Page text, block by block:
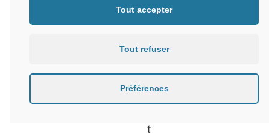
o
n
a
c
t
Tout accepter
Tout refuser
Préférences